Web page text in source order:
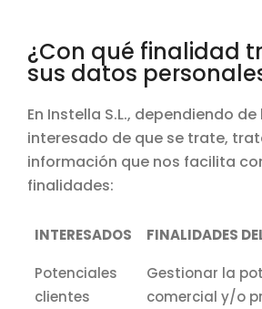
¿Con qué finalidad
sus datos
En Instella S.L., dependiendo
interesado de que se trate,
información que nos facilita
finalidades:
INTERESADOS
FINALIDADES
Potenciales
clientes
Gestionar la
comercial y/o